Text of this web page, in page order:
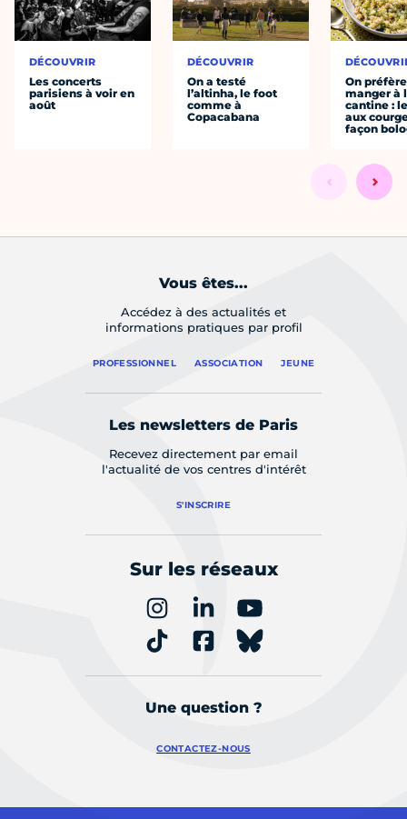
DÉCOUVRIR
Les concerts
parisiens à voir en
août
DÉCOUVRIR
On a testé
l’altinha, le foot
comme à
Copacabana
On préfère
manger à
cantine :
aux
façon
Vous êtes...
Accédez à des actualités et
informations pratiques par profil
PROFESSIONNEL ASSOCIATION JEUNE
Les newsletters de Paris
Recevez directement par email
l'actualité de vos centres d'intérêt
S'INSCRIRE
Sur les réseaux
Une question ?
CONTACTEZ-NOUS